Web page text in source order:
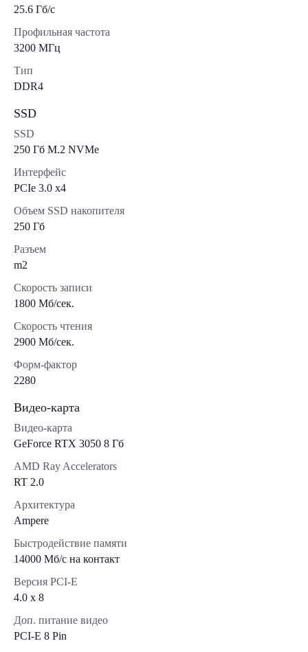
25.6 Гб/с
Профильная частота
3200 МГц
Тип
DDR4
SSD
SSD
250 Гб M.2 NVMe
Интерфейс
PCIe 3.0 x4
Объем SSD накопителя
250 Гб
Разъем
m2
Скорость записи
1800 Мб/сек.
Скорость чтения
2900 Мб/сек.
Форм-фактор
2280
Видео-карта
Видео-карта
GeForce RTX 3050 8 Гб
AMD Ray Accelerators
RT 2.0
Архитектура
Ampere
Быстродействие памяти
14000 Мб/с на контакт
Версия PCI-E
4.0 x 8
Доп. питание видео
PCI-E 8 Pin